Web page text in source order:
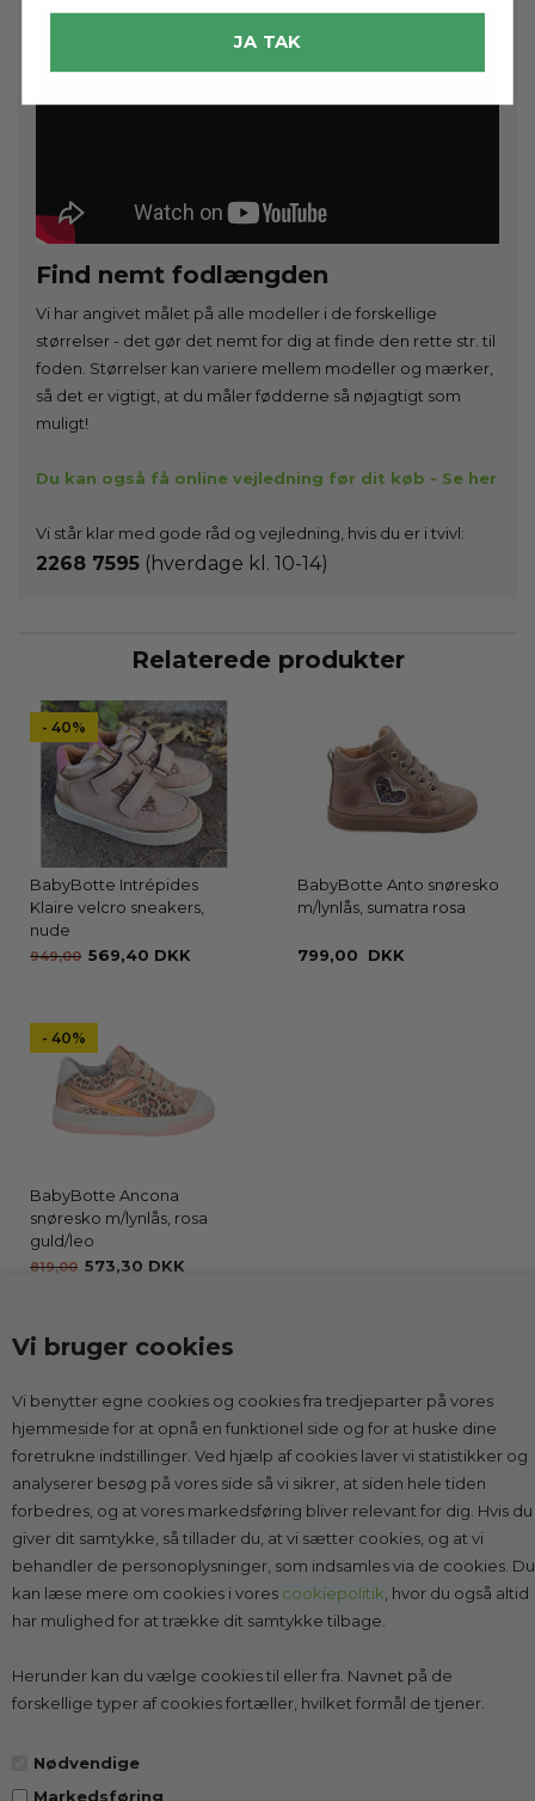
Vi bruger cookies
Vi benytter egne cookies og cookies fra tredjeparter på vores
hjemmeside for at opnå en funktionel side og for at huske dine
foretrukne indstillinger. Ved hjælp af cookies laver vi statistikker og
analyserer besøg på vores side så vi sikrer, at siden hele tiden
forbedres, og at vores markedsføring bliver relevant for dig. Hvis du
giver dit samtykke, så tillader du, at vi sætter cookies, og at vi
behandler de personoplysninger, som indsamles via de cookies. Du
kan læse mere om cookies i vores cookiepolitik, hvor du også altid
har mulighed for at trække dit samtykke tilbage.
Herunder kan du vælge cookies til eller fra. Navnet på de
forskellige typer af cookies fortæller, hvilket formål de tjener.
Nødvendige
Markedsføring
Find nemt fodlængden
Vi har angivet målet på alle modeller i de forskellige
størrelser - det gør det nemt for dig at finde den rette str. til
foden. Størrelser kan variere mellem modeller og mærker,
så det er vigtigt, at du måler fødderne så nøjagtigt som
muligt!
Du kan også få online vejledning før dit køb - Se her
Vi står klar med gode råd og vejledning, hvis du er i tvivl:
2268 7595 (hverdage kl. 10-14)
Relaterede produkter
- 40%
BabyBotte Intrépides
Klaire velcro sneakers,
nude
949,00 569,40 DKK
BabyBotte Anto snøresko
m/lynlås, sumatra rosa
799,00 DKK
- 40%
BabyBotte Ancona
snøresko m/lynlås, rosa
guld/leo
819,00 573,30 DKK
Kontakt
Godesko.dk
v/Malle & Co
Solrød Byvej 15
2680 Solrød Strand
CVR 27998623
Tlf.: 2268 7595 (Man-Fre kl. 10-14)
Kundeservice@godesko.dk
JA TAK